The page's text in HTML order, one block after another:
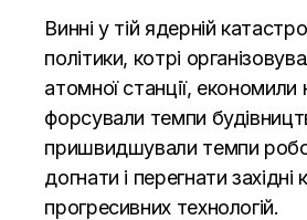
Винні у тій ядерній
політики, котрі
атомної станції, економили
форсували темпи
пришвидшували темпи
догнати і перегнати західні
прогресивних технологій.